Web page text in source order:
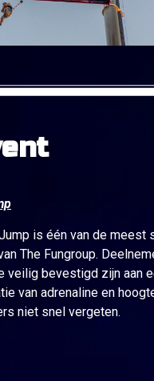
is één van de meest
The Fungroup.
veilig bevestigd zijn aan
van adrenaline en
niet snel vergeten.